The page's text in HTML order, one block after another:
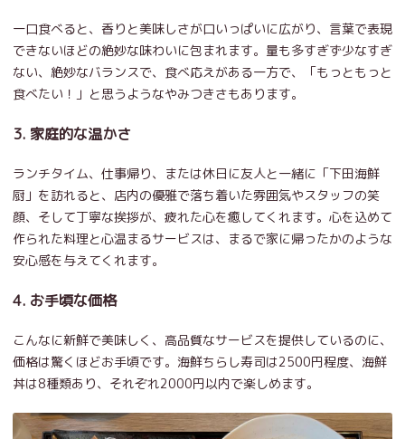
一口食べると、香りと美味しさが口いっぱいに広がり、言葉で表現
できないほどの絶妙な味わいに包まれます。量も多すぎず少なすぎ
ない、絶妙なバランスで、食べ応えがある一方で、「もっともっと
食べたい！」と思うようなやみつきさもあります。
3. 家庭的な温かさ
ランチタイム、仕事帰り、または休日に友人と一緒に「下田海鮮
厨」を訪れると、店内の優雅で落ち着いた雰囲気やスタッフの笑
顔、そして丁寧な挨拶が、疲れた心を癒してくれます。心を込めて
作られた料理と心温まるサービスは、まるで家に帰ったかのような
安心感を与えてくれます。
4. お手頃な価格
こんなに新鮮で美味しく、高品質なサービスを提供しているのに、
価格は驚くほどお手頃です。海鮮ちらし寿司は2500円程度、海鮮
丼は8種類あり、それぞれ2000円以内で楽しめます。